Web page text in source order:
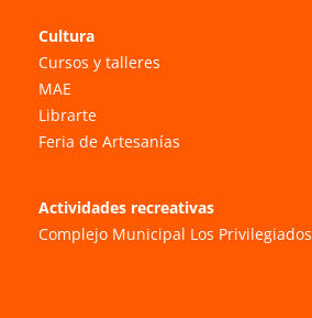
Cultura
Cursos y talleres
MAE
Librarte
Feria de Artesanías
Actividades recreativas
Complejo Municipal Los Privilegiados